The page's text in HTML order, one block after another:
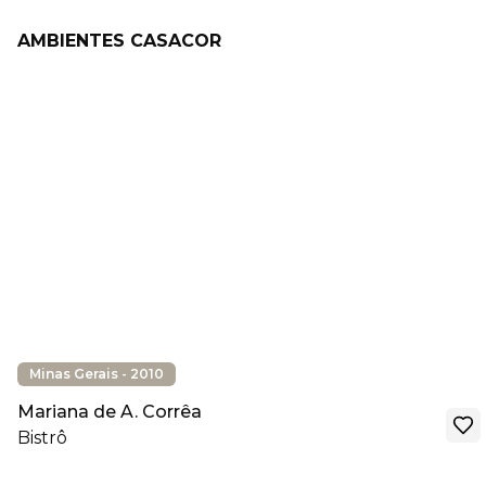
AMBIENTES CASACOR
Minas Gerais - 2010
Mariana de A. Corrêa
Bistrô